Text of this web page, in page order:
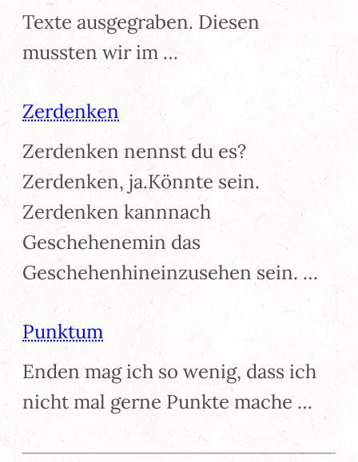
Texte ausgegraben. Diesen
mussten wir im …
Zerdenken
Zerdenken nennst du es?
Zerdenken, ja.Könnte sein.
Zerdenken kannnach
Geschehenemin das
Geschehenhineinzusehen sein. …
Punktum
Enden mag ich so wenig, dass ich
nicht mal gerne Punkte mache …